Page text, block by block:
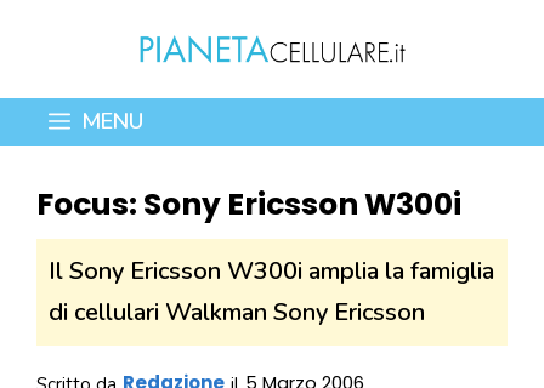
contenuto
MENU
Focus: Sony Ericsson W300i
Il Sony Ericsson W300i amplia la famiglia
di cellulari Walkman Sony Ericsson
Redazione 5 Marzo 2006